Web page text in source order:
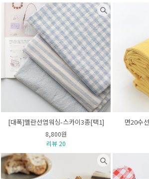
[대폭]멜란선염워싱-스카이3종[택1]
8,800원
리뷰 20
면20수